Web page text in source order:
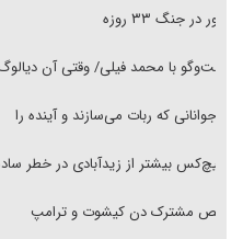
حضور در جنگ ۳۳ روزه
گفت‌وگو با محمد فیلی/ وقتی آن
نوجوانانی که ربات می‌سازند و آینده را
هیچ‌کس بیشتر از زیدآبادی در خطر
رقص مشترک دن کیشوت و ترامپ